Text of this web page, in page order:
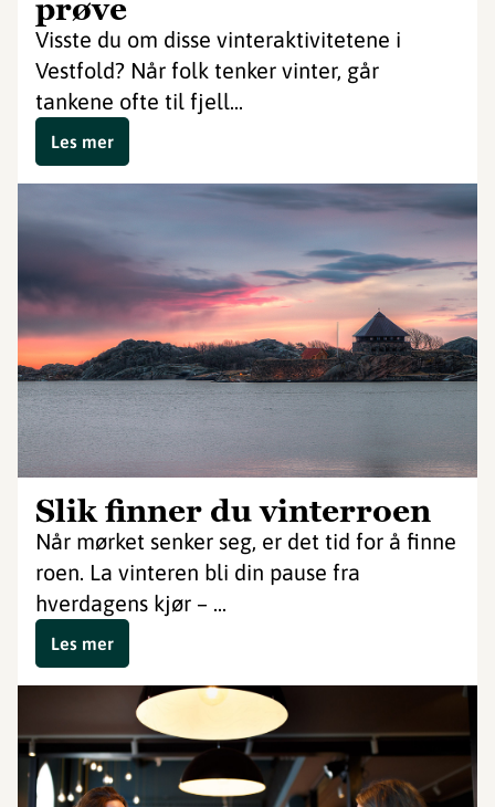
prøve
Visste du om disse vinteraktivitetene i
Vestfold? Når folk tenker vinter, går
tankene ofte til fjell...
Les mer
Slik finner du vinterroen
Når mørket senker seg, er det tid for å finne
roen. La vinteren bli din pause fra
hverdagens kjør – ...
Les mer